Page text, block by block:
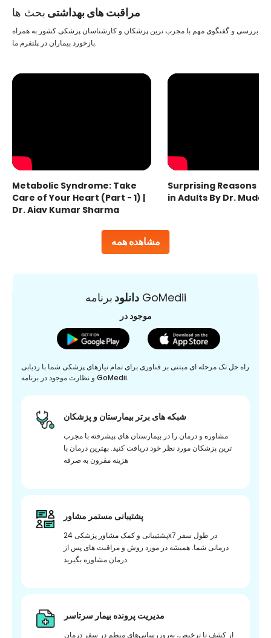
مراقبت های بهداشتی بحث ها
مشاهده همه
بررسی و گفتگوی مهم با مجرب ترین پزشکان و کارشناسان پزشکی کشور به همراه
بازخورد بیماران در پلتفرم ما.
Metabolic Syndrome: Take
Care of Your Heart (Part - 1) |
Dr. Ajay Kumar Sharma
Surprising Reasons
in Adults By Dr.
دانلودبرنامه GoMedii
موجود در
راه حل تک مرحله ای مبتنی بر فناوری برای تمام نیازهای پزشکی شما با ردیابی
و نظارت موجود در برنامه GoMedii.
شبکه های برتر بیمارستان و پزشکان
مشاوره و درمان را در بیمارستان های پیشرفته با مجرب
ترین پزشکان مورد نظر خود دریافت کنید. بهترین درمان با
هزینه مقرون به صرفه
پشتیبانی مستمر مشاور
پشتیبانی و کمک مشاور پزشکی 24x7 در طول سفر
درمانی شما. همیشه در مورد روش و مراقبت های پس از
درمان مشاوره بگیرید.
مدیریت پرونده بیمار سرتاسر
از کشف تا ترخیص، به‌روزرسانی‌های منظم در سفر درمان